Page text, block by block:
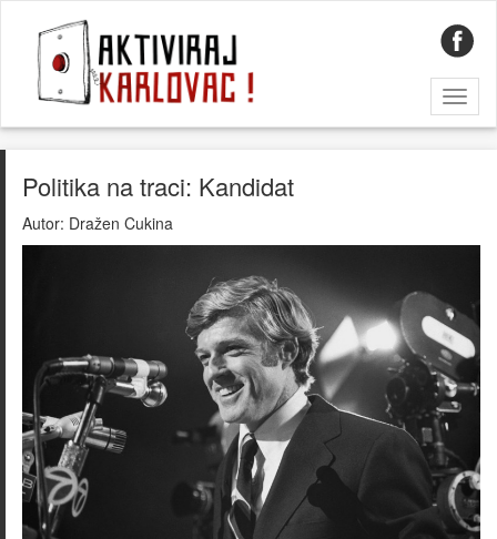
Politika na traci: Kandidat
Autor: Dražen Cukina